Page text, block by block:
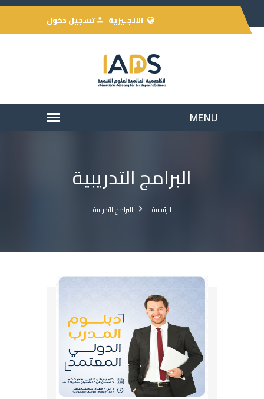
الانجليزية تسجيل دخول
البرامج التدريبية
الرئيسية البرامج التدريبية